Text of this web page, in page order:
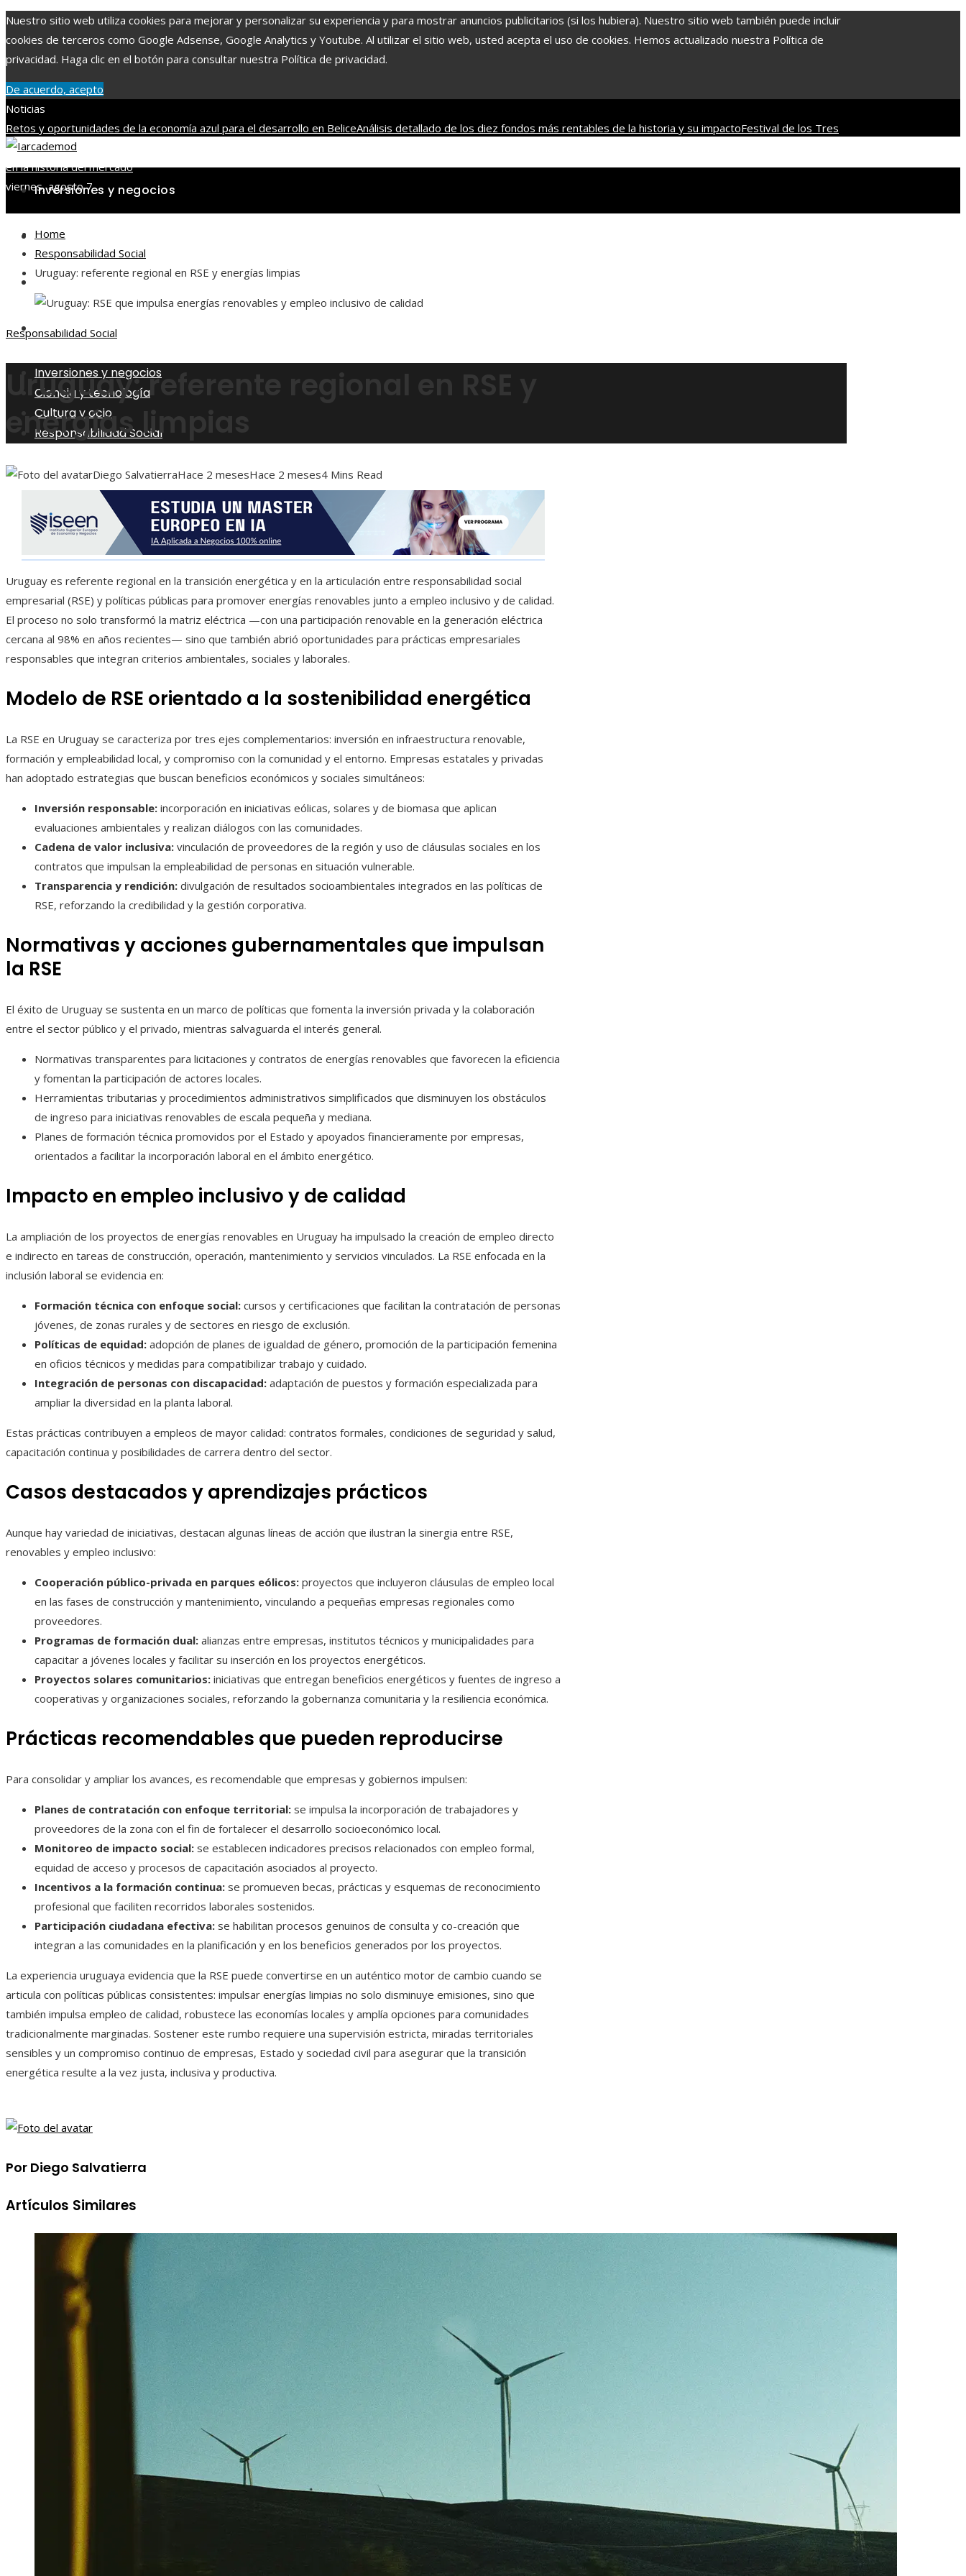
Nuestro sitio web utiliza cookies para mejorar y personalizar su experiencia y para mostrar anuncios publicitarios (si los hubiera). Nuestro sitio web también puede incluir
cookies de terceros como Google Adsense, Google Analytics y Youtube. Al utilizar el sitio web, usted acepta el uso de cookies. Hemos actualizado nuestra Política de
privacidad. Haga clic en el botón para consultar nuestra Política de privacidad.
De acuerdo, acepto
Noticias
Retos y oportunidades de la economía azul para el desarrollo en BeliceAnálisis detallado de los diez fondos más rentables de la historia y su impactoFestival de los Tres
Coros y otros eventos musicales históricos
en la historia del mercado
viernes, agosto 7
Inversiones y negocios
Ciencia y tecnología
Cultura y ocio
Responsabilidad Social
Inversiones y negocios
Ciencia y tecnología
Cultura y ocio
Responsabilidad Social
Home
Responsabilidad Social
Uruguay: referente regional en RSE y energías limpias
Responsabilidad Social
Uruguay: referente regional en RSE y
energías limpias
Diego SalvatierraHace 2 mesesHace 2 meses4 Mins Read
Uruguay es referente regional en la transición energética y en la articulación entre responsabilidad social
empresarial (RSE) y políticas públicas para promover energías renovables junto a empleo inclusivo y de calidad.
El proceso no solo transformó la matriz eléctrica —con una participación renovable en la generación eléctrica
cercana al 98% en años recientes— sino que también abrió oportunidades para prácticas empresariales
responsables que integran criterios ambientales, sociales y laborales.
Modelo de RSE orientado a la sostenibilidad energética
La RSE en Uruguay se caracteriza por tres ejes complementarios: inversión en infraestructura renovable,
formación y empleabilidad local, y compromiso con la comunidad y el entorno. Empresas estatales y privadas
han adoptado estrategias que buscan beneficios económicos y sociales simultáneos:
Inversión responsable: incorporación en iniciativas eólicas, solares y de biomasa que aplican
evaluaciones ambientales y realizan diálogos con las comunidades.
Cadena de valor inclusiva: vinculación de proveedores de la región y uso de cláusulas sociales en los
contratos que impulsan la empleabilidad de personas en situación vulnerable.
Transparencia y rendición: divulgación de resultados socioambientales integrados en las políticas de
RSE, reforzando la credibilidad y la gestión corporativa.
Normativas y acciones gubernamentales que impulsan
la RSE
El éxito de Uruguay se sustenta en un marco de políticas que fomenta la inversión privada y la colaboración
entre el sector público y el privado, mientras salvaguarda el interés general.
Normativas transparentes para licitaciones y contratos de energías renovables que favorecen la eficiencia
y fomentan la participación de actores locales.
Herramientas tributarias y procedimientos administrativos simplificados que disminuyen los obstáculos
de ingreso para iniciativas renovables de escala pequeña y mediana.
Planes de formación técnica promovidos por el Estado y apoyados financieramente por empresas,
orientados a facilitar la incorporación laboral en el ámbito energético.
Impacto en empleo inclusivo y de calidad
La ampliación de los proyectos de energías renovables en Uruguay ha impulsado la creación de empleo directo
e indirecto en tareas de construcción, operación, mantenimiento y servicios vinculados. La RSE enfocada en la
inclusión laboral se evidencia en:
Formación técnica con enfoque social: cursos y certificaciones que facilitan la contratación de personas
jóvenes, de zonas rurales y de sectores en riesgo de exclusión.
Políticas de equidad: adopción de planes de igualdad de género, promoción de la participación femenina
en oficios técnicos y medidas para compatibilizar trabajo y cuidado.
Integración de personas con discapacidad: adaptación de puestos y formación especializada para
ampliar la diversidad en la planta laboral.
Estas prácticas contribuyen a empleos de mayor calidad: contratos formales, condiciones de seguridad y salud,
capacitación continua y posibilidades de carrera dentro del sector.
Casos destacados y aprendizajes prácticos
Aunque hay variedad de iniciativas, destacan algunas líneas de acción que ilustran la sinergia entre RSE,
renovables y empleo inclusivo:
Cooperación público-privada en parques eólicos: proyectos que incluyeron cláusulas de empleo local
en las fases de construcción y mantenimiento, vinculando a pequeñas empresas regionales como
proveedores.
Programas de formación dual: alianzas entre empresas, institutos técnicos y municipalidades para
capacitar a jóvenes locales y facilitar su inserción en los proyectos energéticos.
Proyectos solares comunitarios: iniciativas que entregan beneficios energéticos y fuentes de ingreso a
cooperativas y organizaciones sociales, reforzando la gobernanza comunitaria y la resiliencia económica.
Prácticas recomendables que pueden reproducirse
Para consolidar y ampliar los avances, es recomendable que empresas y gobiernos impulsen:
Planes de contratación con enfoque territorial: se impulsa la incorporación de trabajadores y
proveedores de la zona con el fin de fortalecer el desarrollo socioeconómico local.
Monitoreo de impacto social: se establecen indicadores precisos relacionados con empleo formal,
equidad de acceso y procesos de capacitación asociados al proyecto.
Incentivos a la formación continua: se promueven becas, prácticas y esquemas de reconocimiento
profesional que faciliten recorridos laborales sostenidos.
Participación ciudadana efectiva: se habilitan procesos genuinos de consulta y co-creación que
integran a las comunidades en la planificación y en los beneficios generados por los proyectos.
La experiencia uruguaya evidencia que la RSE puede convertirse en un auténtico motor de cambio cuando se
articula con políticas públicas consistentes: impulsar energías limpias no solo disminuye emisiones, sino que
también impulsa empleo de calidad, robustece las economías locales y amplía opciones para comunidades
tradicionalmente marginadas. Sostener este rumbo requiere una supervisión estricta, miradas territoriales
sensibles y un compromiso continuo de empresas, Estado y sociedad civil para asegurar que la transición
energética resulte a la vez justa, inclusiva y productiva.
Por Diego Salvatierra
Artículos Similares